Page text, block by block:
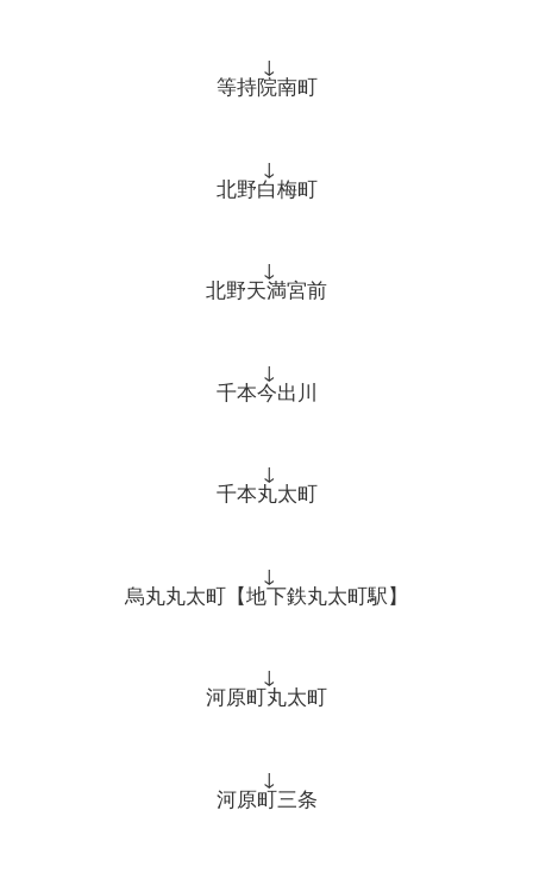
↓
等持院南町
↓
北野白梅町
↓
北野天満宮前
↓
千本今出川
↓
千本丸太町
↓
烏丸丸太町【地下鉄丸太町駅】
↓
河原町丸太町
↓
河原町三条